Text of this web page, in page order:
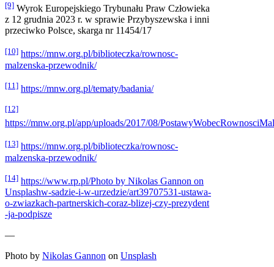
[9] Wyrok Europejskiego Trybunału Praw Człowieka
z 12 grudnia 2023 r. w sprawie Przybyszewska i inni
przeciwko Polsce, skarga nr 11454/17
[10] https://mnw.org.pl/biblioteczka/rownosc-
malzenska-przewodnik/
[11] https://mnw.org.pl/tematy/badania/
[12]
https://mnw.org.pl/app/uploads/2017/08/
[13] https://mnw.org.pl/biblioteczka/rownosc-
malzenska-przewodnik/
[14] https://www.rp.pl/Photo by Nikolas Gannon on
Unsplashw-sadzie-i-w-urzedzie/art39707531-ustawa-
o-zwiazkach-partnerskich-coraz-blizej-czy-prezydent
-ja-podpisze
—
Photo by Nikolas Gannon on Unsplash